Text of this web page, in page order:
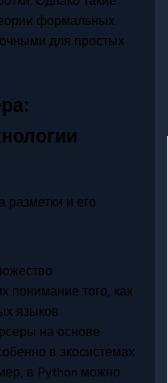
формальных
для простых
понимание того, как
языков
на основе
в экосистемах
в Python можно